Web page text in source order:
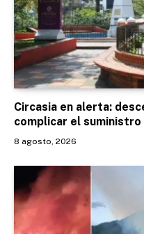
Circasia en alerta:
complicar el
8 agosto, 2026